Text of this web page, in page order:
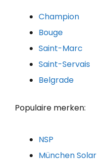
Champion
Bouge
Saint-Marc
Saint-Servais
Belgrade
Populaire merken:
NSP
München Solar